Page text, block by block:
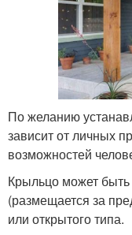
По желанию
зависит от личных
возможностей
Крыльцо может
(размещается за
или открытого типа.